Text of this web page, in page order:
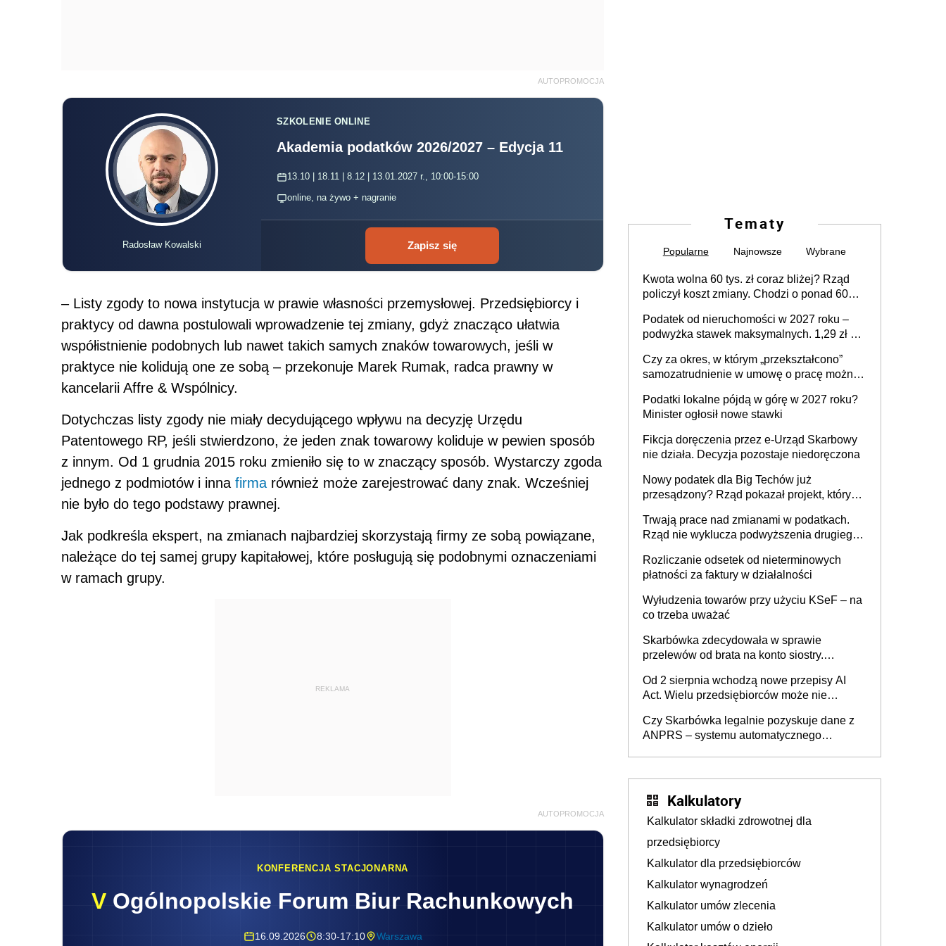
AUTOPROMOCJA
Radosław Kowalski
SZKOLENIE ONLINE
Akademia podatków 2026/2027 – Edycja 11
13.10 | 18.11 | 8.12 | 13.01.2027 r., 10:00-15:00
online, na żywo + nagranie
Zapisz się
– Listy zgody to nowa instytucja w prawie własności przemysłowej. Przedsiębiorcy i
praktycy od dawna postulowali wprowadzenie tej zmiany, gdyż znacząco ułatwia
współistnienie podobnych lub nawet takich samych znaków towarowych, jeśli w
praktyce nie kolidują one ze sobą – przekonuje Marek Rumak, radca prawny w
kancelarii Affre & Wspólnicy.
Dotychczas listy zgody nie miały decydującego wpływu na decyzję Urzędu
Patentowego RP, jeśli stwierdzono, że jeden znak towarowy koliduje w pewien sposób
z innym. Od 1 grudnia 2015 roku zmieniło się to w znaczący sposób. Wystarczy zgoda
jednego z podmiotów i inna firma również może zarejestrować dany znak. Wcześniej
nie było do tego podstawy prawnej.
Jak podkreśla ekspert, na zmianach najbardziej skorzystają firmy ze sobą powiązane,
należące do tej samej grupy kapitałowej, które posługują się podobnymi oznaczeniami
w ramach grupy.
REKLAMA
AUTOPROMOCJA
KONFERENCJA STACJONARNA
V Ogólnopolskie Forum Biur Rachunkowych
16.09.2026 8:30-17:10 Warszawa
Tematy
Popularne Najnowsze Wybrane
Kwota wolna 60 tys. zł coraz bliżej? Rząd
policzył koszt zmiany. Chodzi o ponad 60
Podatek od nieruchomości w 2027 roku –
podwyżka stawek maksymalnych. 1,29 zł za
budynków i lokali związanych z
prowadzeniem działalności gospodarczej
Czy za okres, w którym „przekształcono”
samozatrudnienie w umowę o pracę można
umowy cywilnoprawnej jedynym
racjonalnym wyjściem
Podatki lokalne pójdą w górę w 2027 roku?
Minister ogłosił nowe stawki
Fikcja doręczenia przez e-Urząd Skarbowy
nie działa. Decyzja pozostaje niedoręczona
Nowy podatek dla Big Techów już
przesądzony? Rząd pokazał projekt, który
Trwają prace nad zmianami w podatkach.
Rząd nie wyklucza podwyższenia drugiego
Rozliczanie odsetek od nieterminowych
płatności za faktury w działalności
Wyłudzenia towarów przy użyciu KSeF – na
co trzeba uważać
Skarbówka zdecydowała w sprawie
przelewów od brata na konto siostry.
darowizna, ale podatku jednak nie będzie
Od 2 sierpnia wchodzą nowe przepisy AI
Act. Wielu przedsiębiorców może nie
Czy Skarbówka legalnie pozyskuje dane z
ANPRS – systemu automatycznego
Kalkulatory
Kalkulator składki zdrowotnej dla
przedsiębiorcy
Kalkulator dla przedsiębiorców
Kalkulator wynagrodzeń
Kalkulator umów zlecenia
Kalkulator umów o dzieło